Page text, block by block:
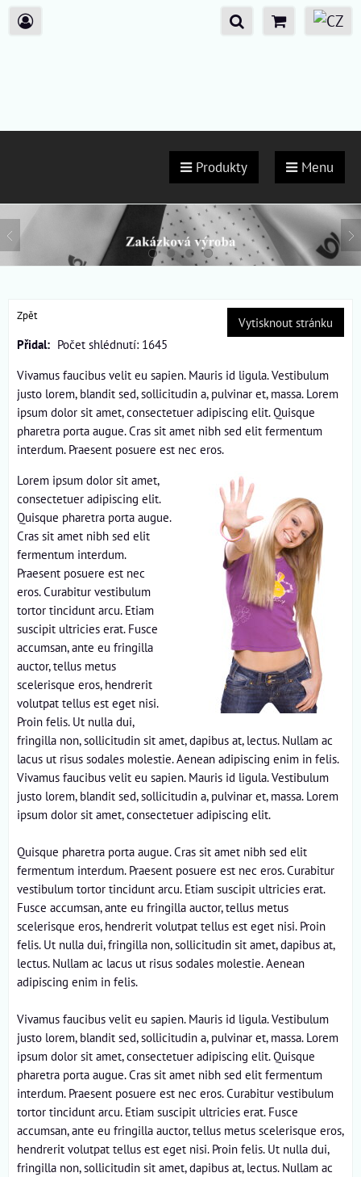
Produkty Menu
Zpět
Vytisknout stránku
Přidal: Počet shlédnutí: 1645
Vivamus faucibus velit eu sapien. Mauris id ligula. Vestibulum
justo lorem, blandit sed, sollicitudin a, pulvinar et, massa. Lorem
ipsum dolor sit amet, consectetuer adipiscing elit. Quisque
pharetra porta augue. Cras sit amet nibh sed elit fermentum
interdum. Praesent posuere est nec eros.
Lorem ipsum dolor sit amet,
consectetuer adipiscing elit.
Quisque pharetra porta augue.
Cras sit amet nibh sed elit
fermentum interdum.
Praesent posuere est nec
eros. Curabitur vestibulum
tortor tincidunt arcu. Etiam
suscipit ultricies erat. Fusce
accumsan, ante eu fringilla
auctor, tellus metus
scelerisque eros, hendrerit
volutpat tellus est eget nisi.
Proin felis. Ut nulla dui,
fringilla non, sollicitudin sit amet, dapibus at, lectus. Nullam ac
lacus ut risus sodales molestie. Aenean adipiscing enim in felis.
Vivamus faucibus velit eu sapien. Mauris id ligula. Vestibulum
justo lorem, blandit sed, sollicitudin a, pulvinar et, massa. Lorem
ipsum dolor sit amet, consectetuer adipiscing elit.
Quisque pharetra porta augue. Cras sit amet nibh sed elit
fermentum interdum. Praesent posuere est nec eros. Curabitur
vestibulum tortor tincidunt arcu. Etiam suscipit ultricies erat.
Fusce accumsan, ante eu fringilla auctor, tellus metus
scelerisque eros, hendrerit volutpat tellus est eget nisi. Proin
felis. Ut nulla dui, fringilla non, sollicitudin sit amet, dapibus at,
lectus. Nullam ac lacus ut risus sodales molestie. Aenean
adipiscing enim in felis.
Vivamus faucibus velit eu sapien. Mauris id ligula. Vestibulum
justo lorem, blandit sed, sollicitudin a, pulvinar et, massa. Lorem
ipsum dolor sit amet, consectetuer adipiscing elit. Quisque
pharetra porta augue. Cras sit amet nibh sed elit fermentum
interdum. Praesent posuere est nec eros. Curabitur vestibulum
tortor tincidunt arcu. Etiam suscipit ultricies erat. Fusce
accumsan, ante eu fringilla auctor, tellus metus scelerisque eros,
hendrerit volutpat tellus est eget nisi. Proin felis. Ut nulla dui,
fringilla non, sollicitudin sit amet, dapibus at, lectus. Nullam ac